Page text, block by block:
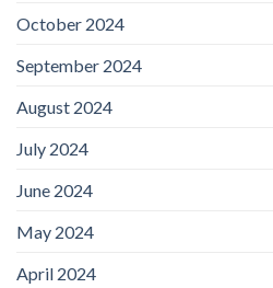
October 2024
September 2024
August 2024
July 2024
June 2024
May 2024
April 2024